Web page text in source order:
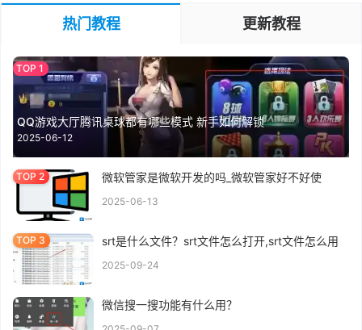
热门教程 更新教程
QQ游戏大厅腾讯桌球都有哪些模式 新手如何解锁
2025-06-12
微软管家是微软开发的吗_微软管家好不好使
2025-06-13
srt是什么文件？srt文件怎么打开,srt文件怎么用
2025-09-24
微信搜一搜功能有什么用？